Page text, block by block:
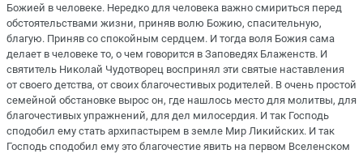
Божией в человеке. Нередко для человека важно смириться перед
обстоятельствами жизни, приняв волю Божию, спасительную,
благую. Приняв со спокойным сердцем. И тогда воля Божия сама
делает в человеке то, о чем говорится в Заповедях Блаженств. И
святитель Николай Чудотворец воспринял эти святые наставления
от своего детства, от своих благочестивых родителей. В очень простой
семейной обстановке вырос он, где нашлось место для молитвы, для
благочестивых упражнений, для дел милосердия. И так Господь
сподобил ему стать архипастырем в земле Мир Ликийских. И так
Господь сподобил ему это благочестие явить на первом Вселенском